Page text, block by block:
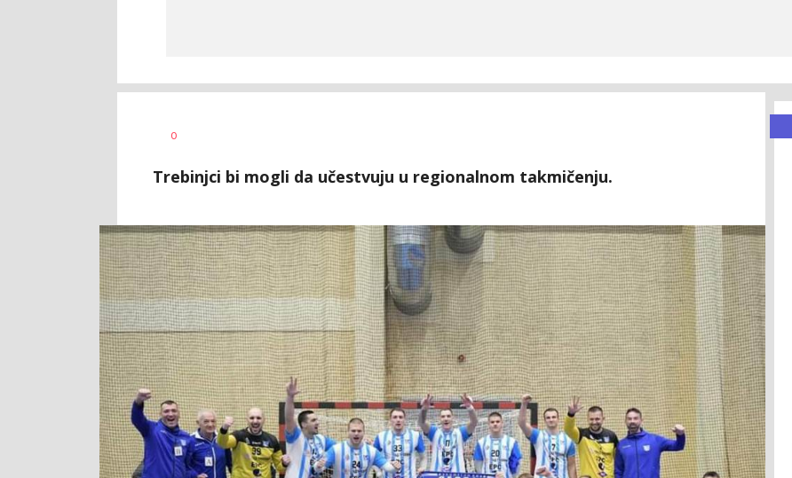
AUTOR
0
Trebinjci bi mogli da učestvuju u regionalnom takmičenju.